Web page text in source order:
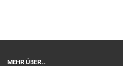
MEHR ÜBER...